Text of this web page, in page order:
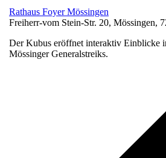
Rathaus Foyer Mössingen
Freiherr-vom Stein-Str. 20, Mössingen,
Der Kubus eröffnet interaktiv Einblicke
Mössinger Generalstreiks.